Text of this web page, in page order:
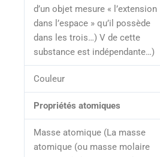
d’un objet mesure « l’extension
dans l’espace » qu’il possède
dans les trois…) V de cette
substance est indépendante…)
Couleur
Propriétés atomiques
Masse atomique (La masse
atomique (ou masse molaire